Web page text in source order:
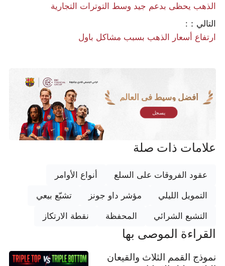
الذهب يحظى بدعم جيد وسط التوترات التجارية
التالي：:
ارتفاع أسعار الذهب بسبب مشاكل باول
أفضل وسيط في العالم
يسجل
علامات ذات صلة
عقود الفروقات على السلع أنواع الأوامر
التمويل الليلي مؤشر داو جونز تشبّع بيعي
التشبع الشرائي المحفظة نقطة الارتكاز
القراءة الموصى بها
نموذج القمم الثلاث والقيعان